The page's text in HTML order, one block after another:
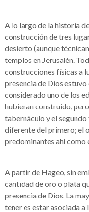
A lo largo de la historia
construcción de tres
desierto (aunque
templos en Jerusalén.
construcciones físicas a
presencia de Dios estuvo
considerado uno de los
hubieran construido,
tabernáculo y el
diferente del primero; el
predominantes ahí como
A partir de Hageo, sin
cantidad de oro o plata
presencia de Dios. La
tener es estar asociada